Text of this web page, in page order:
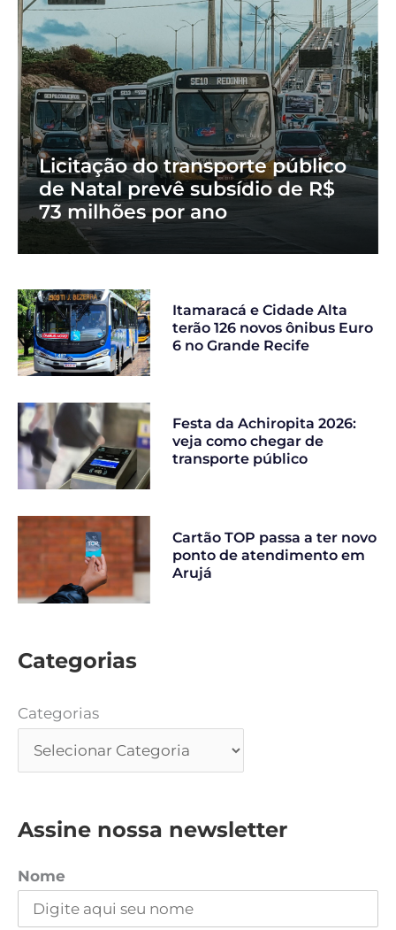
Licitação do transporte público
de Natal prevê subsídio de R$
73 milhões por ano
Itamaracá e Cidade Alta
terão 126 novos ônibus Euro
6 no Grande Recife
Festa da Achiropita 2026:
veja como chegar de
transporte público
Cartão TOP passa a ter novo
ponto de atendimento em
Arujá
Categorias
Categorias
Assine nossa newsletter
Nome